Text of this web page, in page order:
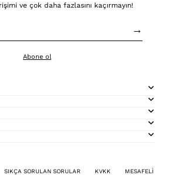
ve çok daha fazlasını kaçırmayın!
→
Abone ol
SIKÇA SORULAN SORULAR KVKK MESAFELİ